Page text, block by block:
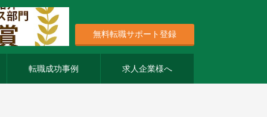
無料転職サポート登録
転職成功事例 求人企業様へ